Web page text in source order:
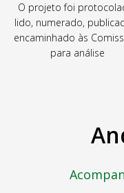
O projeto foi
lido, numerado,
encaminhado às
para análise